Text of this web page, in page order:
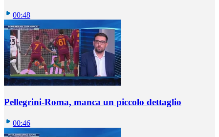
00:48
Pellegrini-Roma, manca un piccolo dettaglio
00:46